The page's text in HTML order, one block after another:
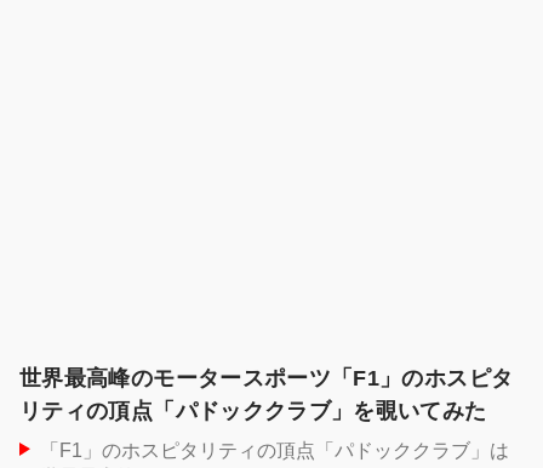
世界最高峰のモータースポーツ「F1」のホスピタ
リティの頂点「パドッククラブ」を覗いてみた
「F1」のホスピタリティの頂点「パドッククラブ」は